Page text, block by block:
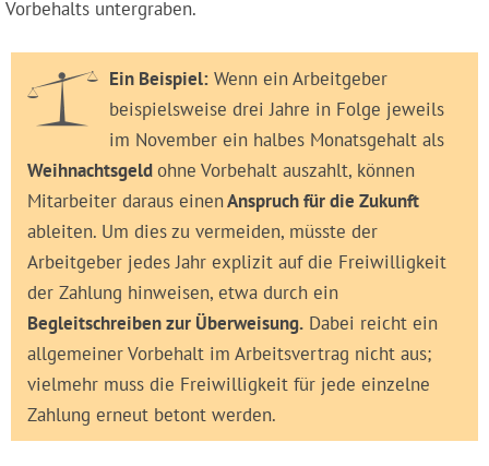
Vorbehalts untergraben.
Ein Beispiel: Wenn ein Arbeitgeber
beispielsweise drei Jahre in Folge jeweils
im November ein halbes Monatsgehalt als
Weihnachtsgeldohne Vorbehalt auszahlt, können
Mitarbeiter daraus einenAnspruch für die Zukunft
ableiten. Um dies zu vermeiden, müsste der
Arbeitgeber jedes Jahr explizit auf die Freiwilligkeit
der Zahlung hinweisen, etwa durch ein
Begleitschreiben zur Überweisung. Dabei reicht ein
allgemeiner Vorbehalt im Arbeitsvertrag nicht aus;
vielmehr muss die Freiwilligkeit für jede einzelne
Zahlung erneut betont werden.